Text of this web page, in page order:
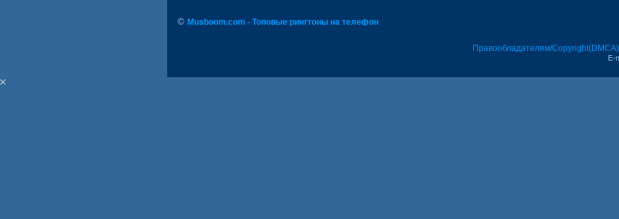
© Musboom.com - Топовые рингтоны на телефон
Правообладателям/Copyright(DMCA)
E-